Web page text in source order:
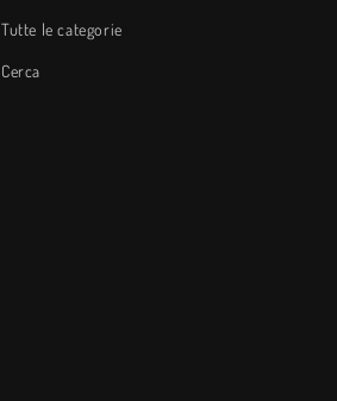
Tutte le categorie
Cerca